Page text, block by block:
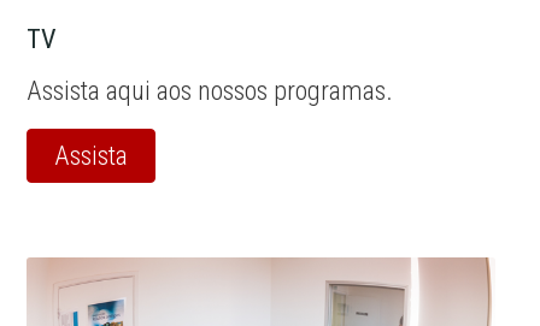
TV
Assista aqui aos nossos programas.
Assista